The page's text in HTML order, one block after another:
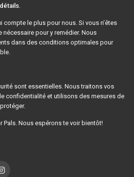
le plus pour nous. Si vous n’êtes
pour y remédier. Nous
dans des conditions optimales pour
sont essentielles. Nous traitons vos
confidentialité et utilisons des mesures de
Pals. Nous espérons te voir bientôt!